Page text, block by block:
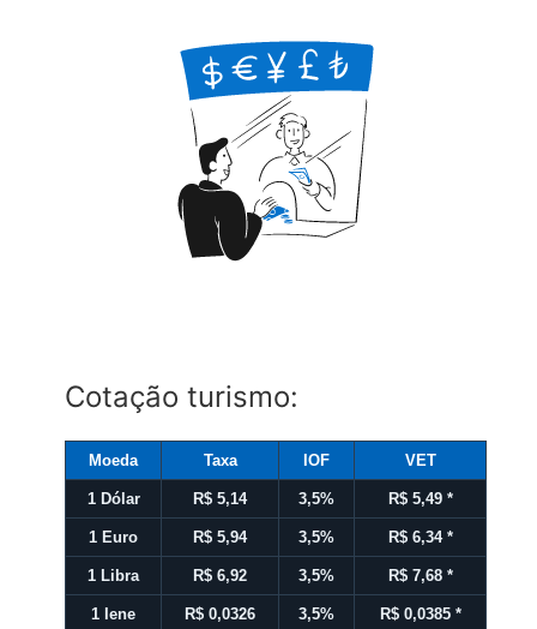
Cotação turismo:
Moeda Taxa IOF VET
1 Dólar R$ 5,14 3,5% R$ 5,49 *
1 Euro R$ 5,94 3,5% R$ 6,34 *
1 Libra R$ 6,92 3,5% R$ 7,68 *
1 Iene R$ 0,0326 3,5% R$ 0,0385 *